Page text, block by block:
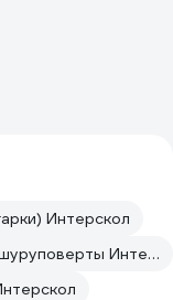
Интерскол
Безударные аккумуляторные дрели-шуруповерты Интерскол